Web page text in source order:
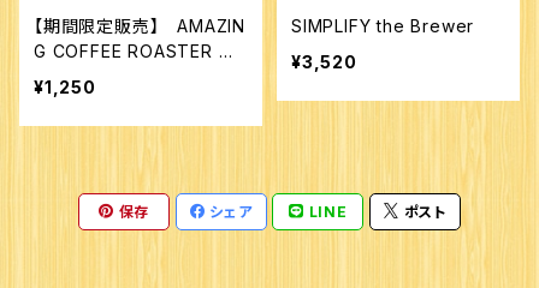
【期間限定販売】 AMAZIN
G COFFEE ROASTER オ
リジナルトートバッグ
¥1,250
SIMPLIFY the Brewer
¥3,520
保存 シェア LINE ポスト